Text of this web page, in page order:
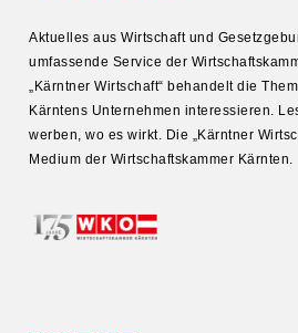
Aktuelles aus Wirtschaft und
umfas­sende Service der
„Kärntner Wirtschaft“ behandelt die
Kärntens Unter­nehmen inter­es­sieren.
werben, wo es wirkt. Die „Kärntner
Medium der Wirtschafts­kammer Kärnten.